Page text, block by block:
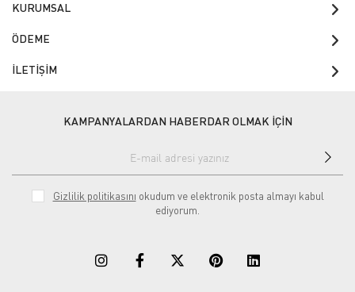
KURUMSAL
ÖDEME
İLETİŞİM
KAMPANYALARDAN HABERDAR OLMAK İÇİN
Gizlilik politikasını okudum ve elektronik posta almayı kabul
ediyorum.